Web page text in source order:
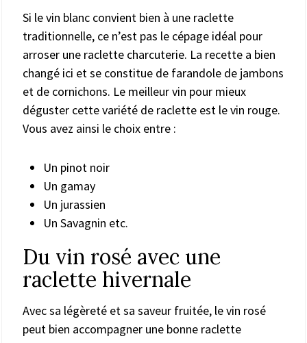
Si le vin blanc convient bien à une raclette
traditionnelle, ce n’est pas le cépage idéal pour
arroser une raclette charcuterie. La recette a bien
changé ici et se constitue de farandole de jambons
et de cornichons. Le meilleur vin pour mieux
déguster cette variété de raclette est le vin rouge.
Vous avez ainsi le choix entre :
Un pinot noir
Un gamay
Un jurassien
Un Savagnin etc.
Du vin rosé avec une
raclette hivernale
Avec sa légèreté et sa saveur fruitée, le vin rosé
peut bien accompagner une bonne raclette